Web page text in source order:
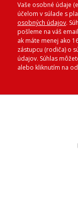
Vaše osobné údaje
účelom v súlade s
osobných údajov.
pošleme na váš
ak máte menej ako
zástupcu (rodiča) o
údajov. Súhlas
alebo kliknutím na